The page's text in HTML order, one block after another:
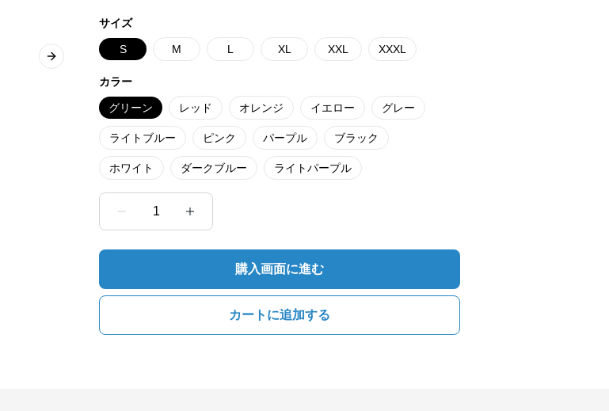
Next slide
サイズ
S M L XL XXL XXXL
カラー
グリーン レッド オレンジ イエロー グレー
ライトブルー ピンク パープル ブラック
ホワイト ダークブルー ライトパープル
1
購入画面に進む
カートに追加する